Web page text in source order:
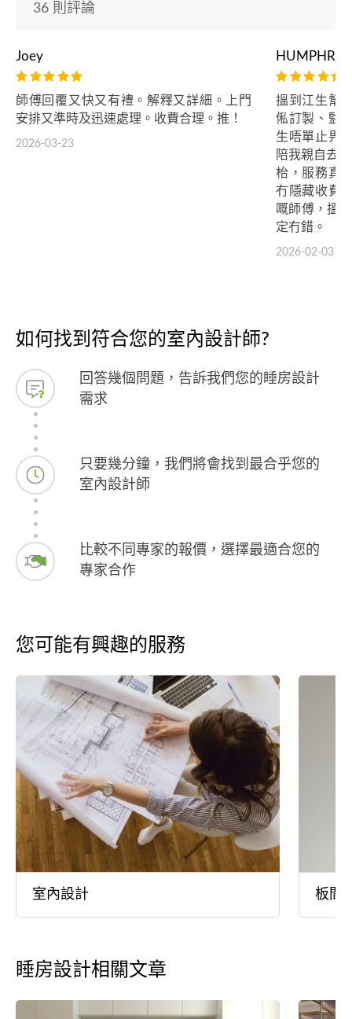
36 則評論
Joey
師傅回覆又快又有禮。解釋又詳細。上門
安排又準時及迅速處理。收費合理。推！
2026-03-23
搵到江生幫
俬訂製、監
生唔單止畀
陪我親自去
枱，服務真
冇隱藏收費
嘅師傅，搵
定冇錯。
2026-02-03
如何找到符合您的室內設計師?
回答幾個問題，告訴我們您的睡房設計
需求
只要幾分鐘，我們將會找到最合乎您的
室內設計師
比較不同專家的報價，選擇最適合您的
專家合作
您可能有興趣的服務
室內設計 板間
睡房設計相關文章